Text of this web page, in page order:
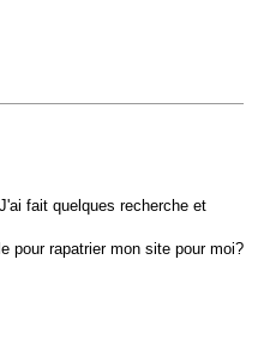
fait quelques recherche et
pour rapatrier mon site pour moi?